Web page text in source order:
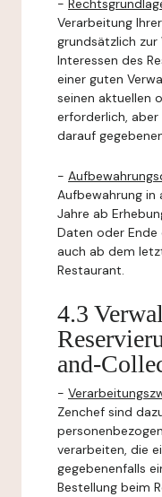
-
Verarbeitung
grundsätzlich
Interessen des
einer guten
seinen aktuellen
erforderlich, aber
darauf
-
Aufbewahrung in
Jahre ab
Daten oder Ende
auch ab dem
Restaurant.
4.3
and-
-
Zenchef sind
verarbeiten, die
gegebenenfalls
Bestellung beim